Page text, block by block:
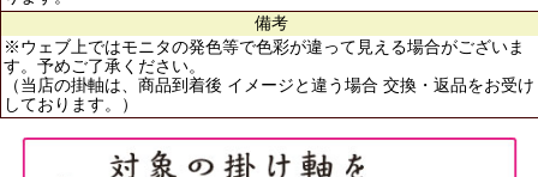
備考
※ウェブ上ではモニタの発色等で色彩が違って見える場合がございま
す。予めご了承ください。
（当店の掛軸は、商品到着後 イメージと違う場合 交換・返品をお受け
しております。）